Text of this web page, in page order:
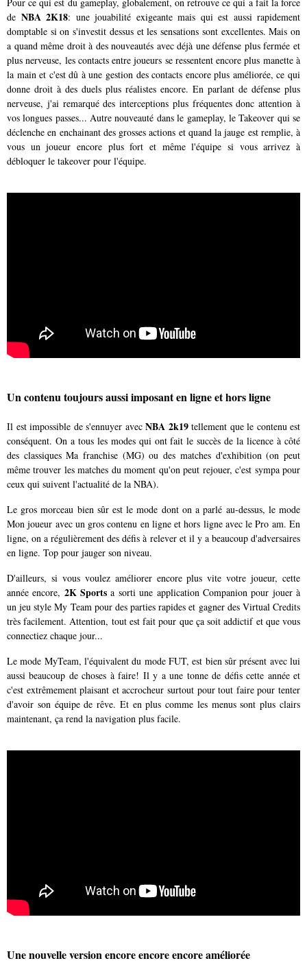
de NBA 2K18: une jouabilité exigeante mais qui est aussi rapidement
domptable si on s'investit dessus et les sensations sont excellentes. Mais on
a quand même droit à des nouveautés avec déjà une défense plus fermée et
plus nerveuse, les contacts entre joueurs se ressentent encore plus manette à
la main et c'est dû à une gestion des contacts encore plus améliorée, ce qui
donne droit à des duels plus réalistes encore. En parlant de défense plus
nerveuse, j'ai remarqué des interceptions plus fréquentes donc attention à
vos longues passes... Autre nouveauté dans le gameplay, le Takeover qui se
déclenche en enchainant des grosses actions et quand la jauge est remplie, à
vous un joueur encore plus fort et même l'équipe si vous arrivez à
débloquer le takeover pour l'équipe.
Un contenu toujours aussi imposant en ligne et hors ligne
Il est impossible de s'ennuyer avecNBA 2k19tellement que le contenu est
conséquent. On a tous les modes qui ont fait le succès de la licence à côté
des classiques Ma franchise (MG) ou des matches d'exhibition (on peut
même trouver les matches du moment qu'on peut rejouer, c'est sympa pour
ceux qui suivent l'actualité de la NBA).
Le gros morceau bien sûr est le mode dont on a parlé au-dessus, le mode
Mon joueur avec un gros contenu en ligne et hors ligne avec le Pro am. En
ligne, on a régulièrement des défis à relever et il y a beaucoup d'adversaires
en ligne. Top pour jauger son niveau.
D'ailleurs, si vous voulez améliorer encore plus vite votre joueur, cette
année encore, 2K Sportsa sorti une application Companion pour jouer à
un jeu style My Team pour des parties rapides et gagner des Virtual Credits
très facilement. Attention, tout est fait pour que ça soit addictif et que vous
connectiez chaque jour...
Le mode MyTeam, l'équivalent du mode FUT, est bien sûr présent avec lui
aussi beaucoup de choses à faire! Il y a une tonne de défis cette année et
c'est extrêmement plaisant et accrocheur surtout pour tout faire pour tenter
d'avoir son équipe de rêve. Et en plus comme les menus sont plus clairs
maintenant, ça rend la navigation plus facile.
Une nouvelle version encore encore encore améliorée